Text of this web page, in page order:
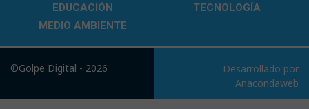
EDUCACIÓN
TECNOLOGÍA
MEDIO AMBIENTE
©Golpe Digital - 2026
Desarrollado por
Anacondaweb